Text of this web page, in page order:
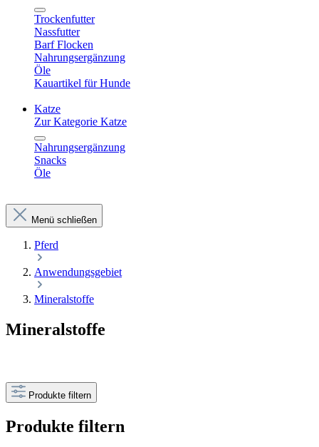
Trockenfutter
Nassfutter
Barf Flocken
Nahrungsergänzung
Öle
Kauartikel für Hunde
Katze
Zur Kategorie Katze
Nahrungsergänzung
Snacks
Öle
Menü schließen
Pferd
Anwendungsgebiet
Mineralstoffe
Mineralstoffe
Produkte filtern
Produkte filtern